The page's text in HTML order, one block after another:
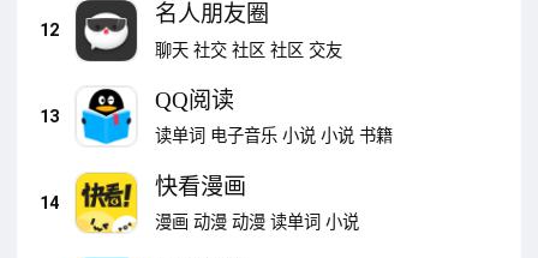
12
名人朋友圈
聊天 社交 社区 社区 交友
13
QQ阅读
读单词 电子音乐 小说 小说 书籍
14
快看漫画
漫画 动漫 动漫 读单词 小说